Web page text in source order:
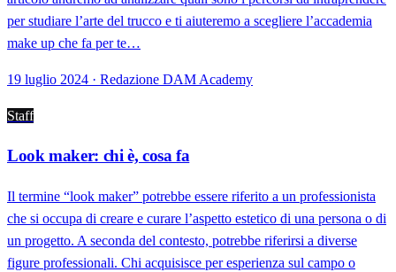
per studiare l’arte del trucco e ti aiuteremo a scegliere l’accademia
make up che fa per te…
19 luglio 2024 · Redazione DAM Academy
Staff
Look maker: chi è, cosa fa
Il termine “look maker” potrebbe essere riferito a un professionista
che si occupa di creare e curare l’aspetto estetico di una persona o di
un progetto. A seconda del contesto, potrebbe riferirsi a diverse
figure professionali. Chi acquisisce per esperienza sul campo o